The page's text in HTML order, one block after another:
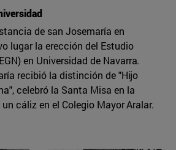
de san Josemaría en
lugar la erección del Estudio
en Universidad de Navarra.
recibió la distinción de "Hijo
celebró la Santa Misa en la
cáliz en el Colegio Mayor Aralar.